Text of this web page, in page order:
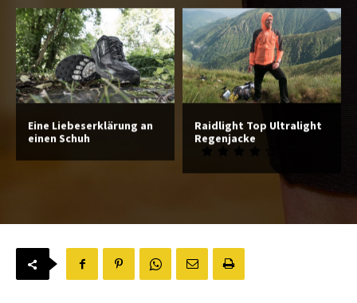
Eine Liebeserklärung an
einen Schuh
Raidlight Top Ultralight
Regenjacke